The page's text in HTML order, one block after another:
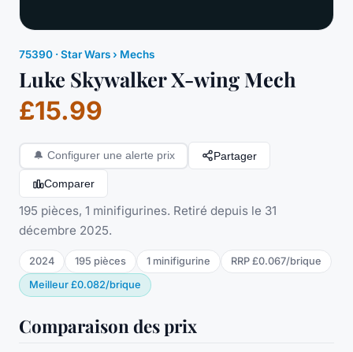
75390 ·Star Wars› Mechs
Luke Skywalker X-wing Mech
£15.99
🔔 Configurer une alerte prix Partager
Comparer
195 pièces, 1 minifigurines. Retiré depuis le 31
décembre 2025.
2024 195 pièces 1 minifigurine RRP £0.067/brique
Meilleur £0.082/brique
Comparaison des prix